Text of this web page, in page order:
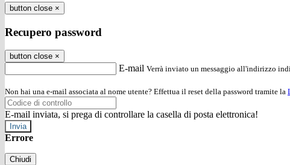
button close ×
Recupero password
button close ×
E-mail Verrà inviato un messaggio all'indirizzo
Non hai una e-mail associata al nome utente? Effettua il reset della password tramite la
E-mail inviata, si prega di controllare la casella di posta elettronica!
Errore
Chiudi